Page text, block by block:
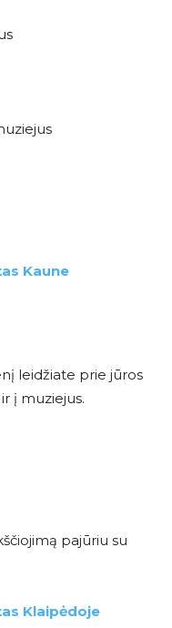
Kaune
leidžiate prie jūros
į muziejus.
pajūriu su
Klaipėdoje